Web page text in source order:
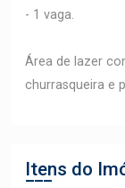
- 1 vaga.
Área de lazer
churrasqueira e
Itens do